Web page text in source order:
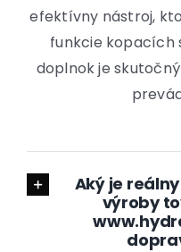
efektívny nástroj,
funkcie kopacích
doplnok je
Aký je
výroby